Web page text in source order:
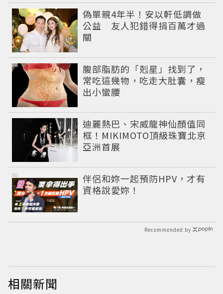
偽單親4年半！安以軒低調做
公益 友人犯錯得捐百萬才過
關
腹部脂肪的「剋星」找到了，
常吃這幾物，吃走大肚囊，瘦
出小蠻腰
PR
迪麗熱巴、宋威龍神仙顏值同
框！MIKIMOTO頂級珠寶北京
亞洲首展
伴侶和妳一起預防HPV，才有
資格說愛妳！
PR
Recommended by
相關新聞